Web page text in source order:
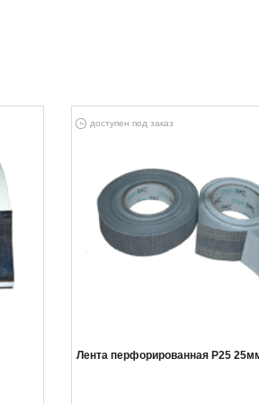
доступен под заказ
Лента перфорированная Р25